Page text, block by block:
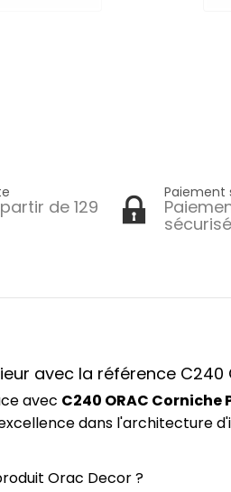
de 129
Paiement
sécurisé
avec la référence C240
avec C240 ORAC Corniche
dans l'architecture
Orac Decor ?